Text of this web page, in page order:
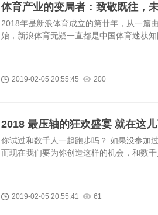
体育产业的变局者：致敬既往，
2018年是新浪体育成立的第廿年，从一篇
始，新浪体育无疑一直都是中国体育迷获知
2019-02-05 20:55:45 200
2018 最压轴的狂欢盛宴 就在这儿
你试过和数千人一起跑步吗？ 如果没参加
而现在我们要为你创造这样的机会，和数千
2019-02-05 20:55:41 61